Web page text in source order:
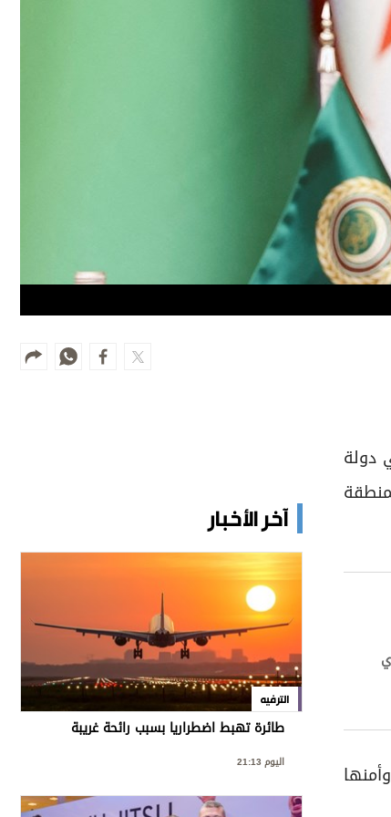
دولة
آخر الأخبار
الترفيه
طائرة تهبط اضطراريا بسبب رائحة غريبة
اليوم 21:13